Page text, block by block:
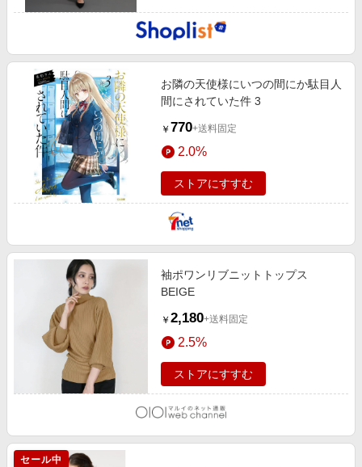
お隣の天使様にいつの間にか駄目人
間にされていた件 3
￥ 770+送料固定
2.0%
ストアにすすむ
袖ポワンリブニットトップス
BEIGE
￥ 2,180+送料固定
2.5%
ストアにすすむ
セール中